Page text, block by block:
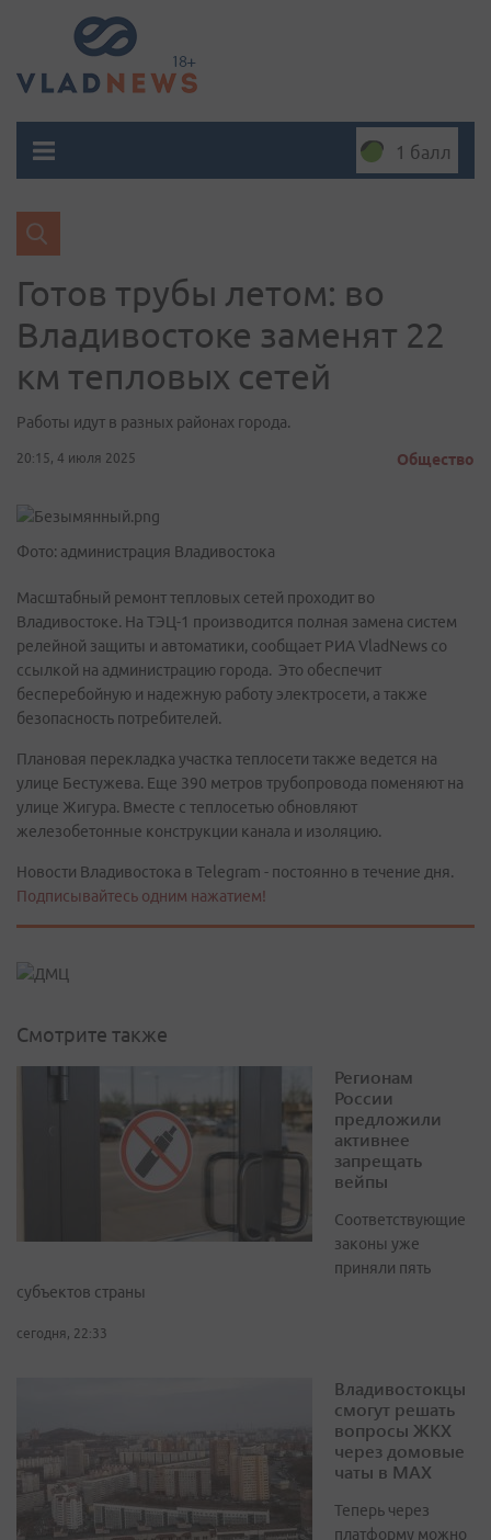
1 балл
Готов трубы летом: во
Владивостоке заменят 22
км тепловых сетей
Работы идут в разных районах города.
20:15, 4 июля 2025 Общество
Фото: администрация Владивостока
Масштабный ремонт тепловых сетей проходит во
Владивостоке. На ТЭЦ-1 производится полная замена систем
релейной защиты и автоматики, сообщает РИА VladNews со
ссылкой на администрацию города. Это обеспечит
бесперебойную и надежную работу электросети, а также
безопасность потребителей.
Плановая перекладка участка теплосети также ведется на
улице Бестужева. Еще 390 метров трубопровода поменяют на
улице Жигура. Вместе с теплосетью обновляют
железобетонные конструкции канала и изоляцию.
Новости Владивостока в Telegram - постоянно в течение дня.
Подписывайтесь одним нажатием!
Смотрите также
Регионам
России
предложили
активнее
запрещать
вейпы
Соответствующие
законы уже
приняли пять
субъектов страны
сегодня, 22:33
Владивостокцы
смогут решать
вопросы ЖКХ
через домовые
чаты в МАХ
Теперь через
платформу можно